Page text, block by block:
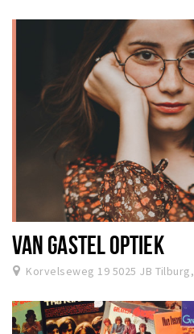
VAN GASTEL OPTIEK
Korvelseweg 19 5025 JB Tilburg,